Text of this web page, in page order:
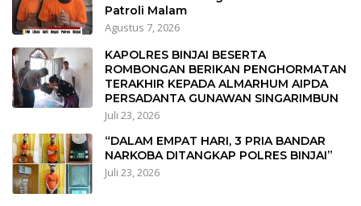
Patroli Malam
Agustus 7, 2026
KAPOLRES BINJAI BESERTA
ROMBONGAN BERIKAN PENGHORMATAN
TERAKHIR KEPADA ALMARHUM AIPDA
PERSADANTA GUNAWAN SINGARIMBUN
Juli 23, 2026
“DALAM EMPAT HARI, 3 PRIA BANDAR
NARKOBA DITANGKAP POLRES BINJAI”
Juli 23, 2026